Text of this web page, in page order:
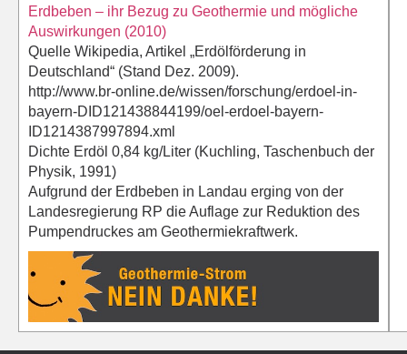
Erdbeben – ihr Bezug zu Geothermie und mögliche
Auswirkungen (2010)
Quelle Wikipedia, Artikel „Erdölförderung in
Deutschland“ (Stand Dez. 2009).
http://www.br-online.de/wissen/forschung/erdoel-in-
bayern-DID121438844199/oel-erdoel-bayern-
ID1214387997894.xml
Dichte Erdöl 0,84 kg/Liter (Kuchling, Taschenbuch der
Physik, 1991)
Aufgrund der Erdbeben in Landau erging von der
Landesregierung RP die Auflage zur Reduktion des
Pumpendruckes am Geothermiekraftwerk.